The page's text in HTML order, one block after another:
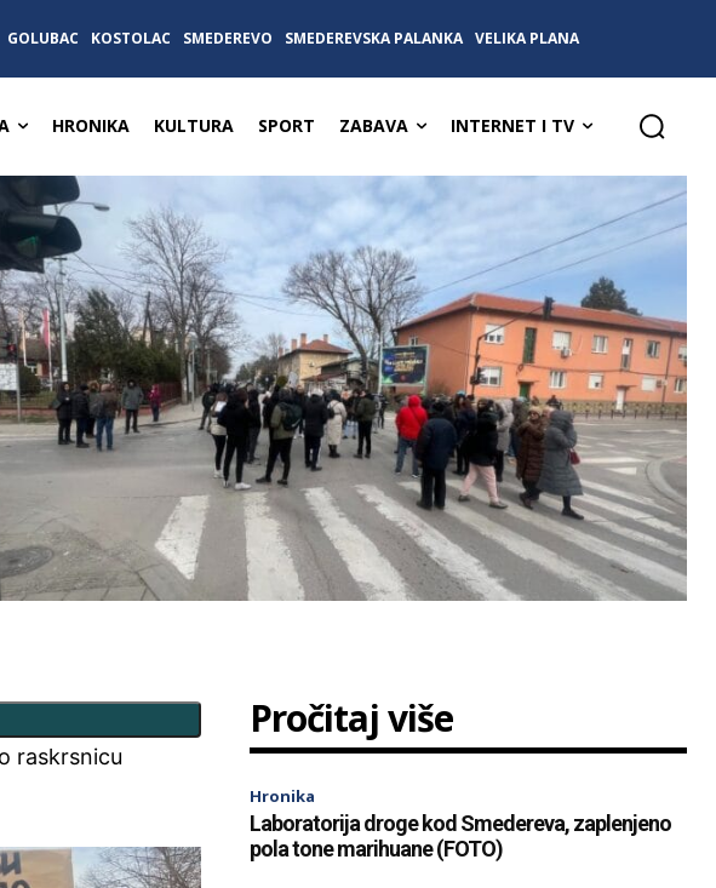
GOLUBAC KOSTOLAC SMEDEREVO SMEDEREVSKA PALANKA VELIKA PLANA
HRONIKA KULTURA SPORT ZABAVA INTERNET I TV
raskrsnicu
Pročitaj više
Hronika
Laboratorija droge kod Smedereva, zaplenjeno
pola tone marihuane (FOTO)